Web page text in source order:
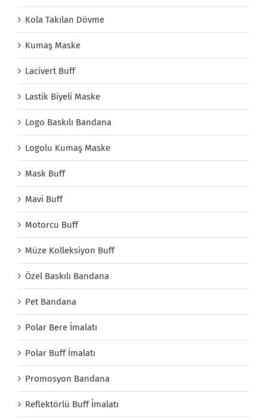
Kola Takılan Dövme
Kumaş Maske
Lacivert Buff
Lastik Biyeli Maske
Logo Baskılı Bandana
Logolu Kumaş Maske
Mask Buff
Mavi Buff
Motorcu Buff
Müze Kolleksiyon Buff
Özel Baskılı Bandana
Pet Bandana
Polar Bere İmalatı
Polar Buff İmalatı
Promosyon Bandana
Reflektörlü Buff İmalatı